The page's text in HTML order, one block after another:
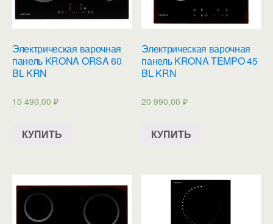
Электрическая варочная
панель KRONA ORSA 60
BL KRN
10 490,00 ₽
КУПИТЬ
Электрическая варочная
панель KRONA TEMPO 45
BL KRN
20 990,00₽
КУПИТЬ